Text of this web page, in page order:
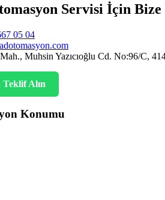
Servisi İçin Bize
05 04
Mah., Muhsin Yazıcıoğlu Cd. No:96/C,
Alın
Konumu